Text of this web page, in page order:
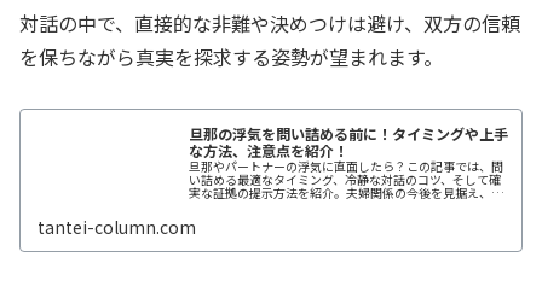
対話の中で、直接的な非難や決めつけは避け、双方の信頼
を保ちながら真実を探求する姿勢が望まれます。
旦那の浮気を問い詰める前に！タイミングや上手
な方法、注意点を紹介！
旦那やパートナーの浮気に直面したら？この記事では、問
い詰める最適なタイミング、冷静な対話のコツ、そして確
実な証拠の提示方法を紹介。夫婦関係の今後を見据え、上
手な問い詰め方で解決へ導きます。
tantei-column.com